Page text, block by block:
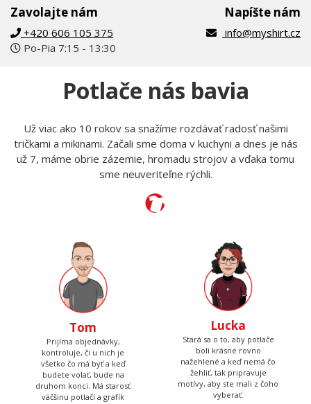
Zavolajte nám
+420 606 105 375
Po-Pia 7:15 - 13:30
Napíšte nám
info@myshirt.cz
Potlače nás bavia
Už viac ako 10 rokov sa snažíme rozdávať radosť našimi
tričkami a mikinami. Začali sme doma v kuchyni a dnes je nás
už 7, máme obrie zázemie, hromadu strojov a vďaka tomu
sme neuveriteľne rýchli.
Tom
Prijíma objednávky,
kontroluje, či u nich je
všetko čo má byť a keď
budete volať, bude na
druhom konci. Má starosť
väčšinu potlačí a grafík
Lucka
Stará sa o to, aby potlače
boli krásne rovno
nažehlené a keď nemá čo
žehliť, tak pripravuje
motívy, aby ste mali z čoho
vyberať.